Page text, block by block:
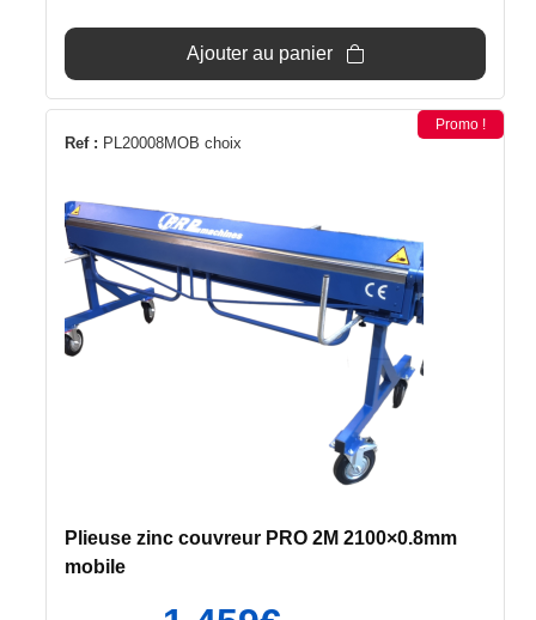
était :
899€.
est :
799€.
Ajouter au panier
Ref : PL20008MOB choix
Promo !
Plieuse zinc couvreur PRO 2M 2100×0.8mm
mobile
Ce
a
plusieurs
variations.
Les
options
peuvent
produit